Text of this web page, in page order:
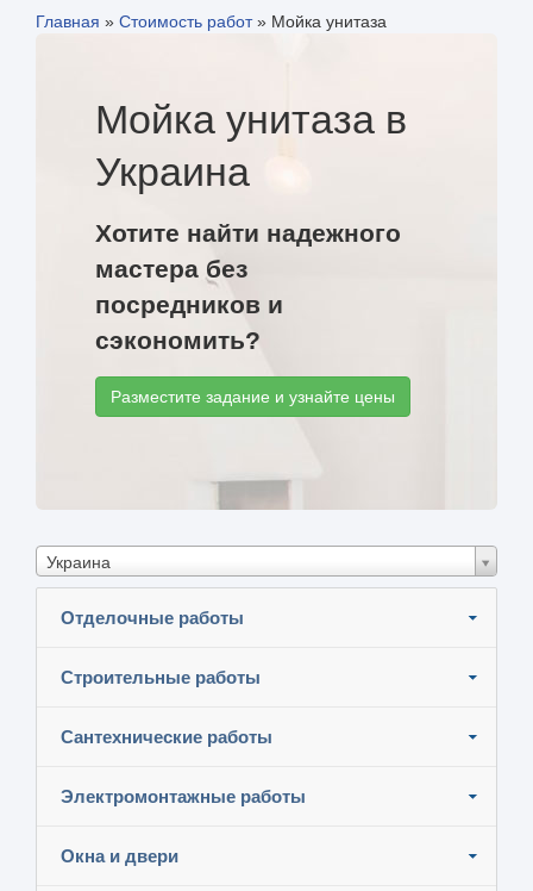
Главная » Стоимость работ» Мойка унитаза
Мойка унитаза в
Украина
Хотите найти надежного
мастера без
посредников и
сэкономить?
Разместите задание и узнайте цены
Украина
Отделочные работы
Строительные работы
Сантехнические работы
Электромонтажные работы
Окна и двери